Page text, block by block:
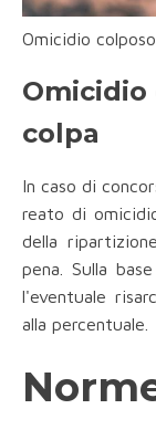
Omicidio colposo
Omicidio
colpa
In caso di
reato di
della
pena. Sulla
l'eventuale
alla percentuale.